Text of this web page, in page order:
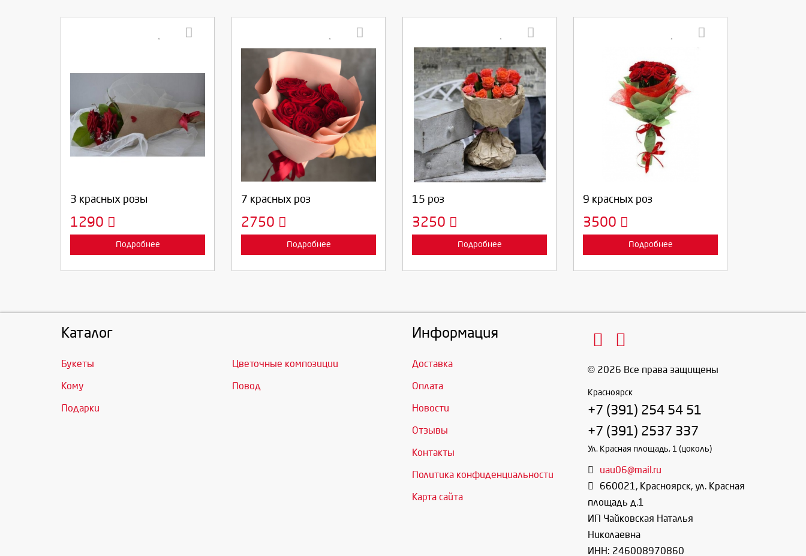
3 красных розы
1290
Подробнее
Выберите количество:
7 красных роз
2750
Подробнее
Выберите количество:
Продолжить
15 роз
3250
Подробнее
Выберите количество:
Продолжить Отмена
9 красных роз
3500
Подробнее
Выберите количество:
Продолжить
Каталог
Букеты Цветочные композиции
Кому Повод
Подарки
Информация
Доставка
Оплата
Новости
Отзывы
Контакты
Политика конфиденциальности
Карта сайта
© 2026 Все права защищены
Красноярск
+7 (391) 254 54 51
+7 (391) 2537 337
Ул. Красная площадь, 1 (цоколь)
uau06@mail.ru
660021 , Красноярск, ул. Красная
площадь д.1
ИП Чайковская Наталья
Николаевна
ИНН: 246008970860